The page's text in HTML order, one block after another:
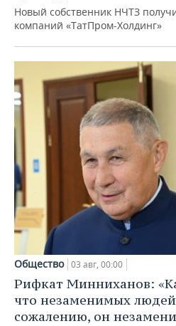
Новый собственник НЧТЗ
компаний «ТатПром-Холдинг»
Общество 03 авг, 00:00
Рифкат Минниханов:
что незаменимых
сожалению, он